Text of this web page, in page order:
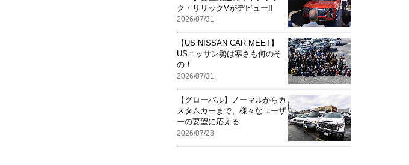
ク・リリックVがデビュー!!
2026/07/31
【US NISSAN CAR MEET】
USニッサン勢は寒さも何のそ
の！
2026/07/31
【グローバル】ノーマルからカ
スタムカーまで、様々なユーザ
ーの要望に応える
2026/07/28